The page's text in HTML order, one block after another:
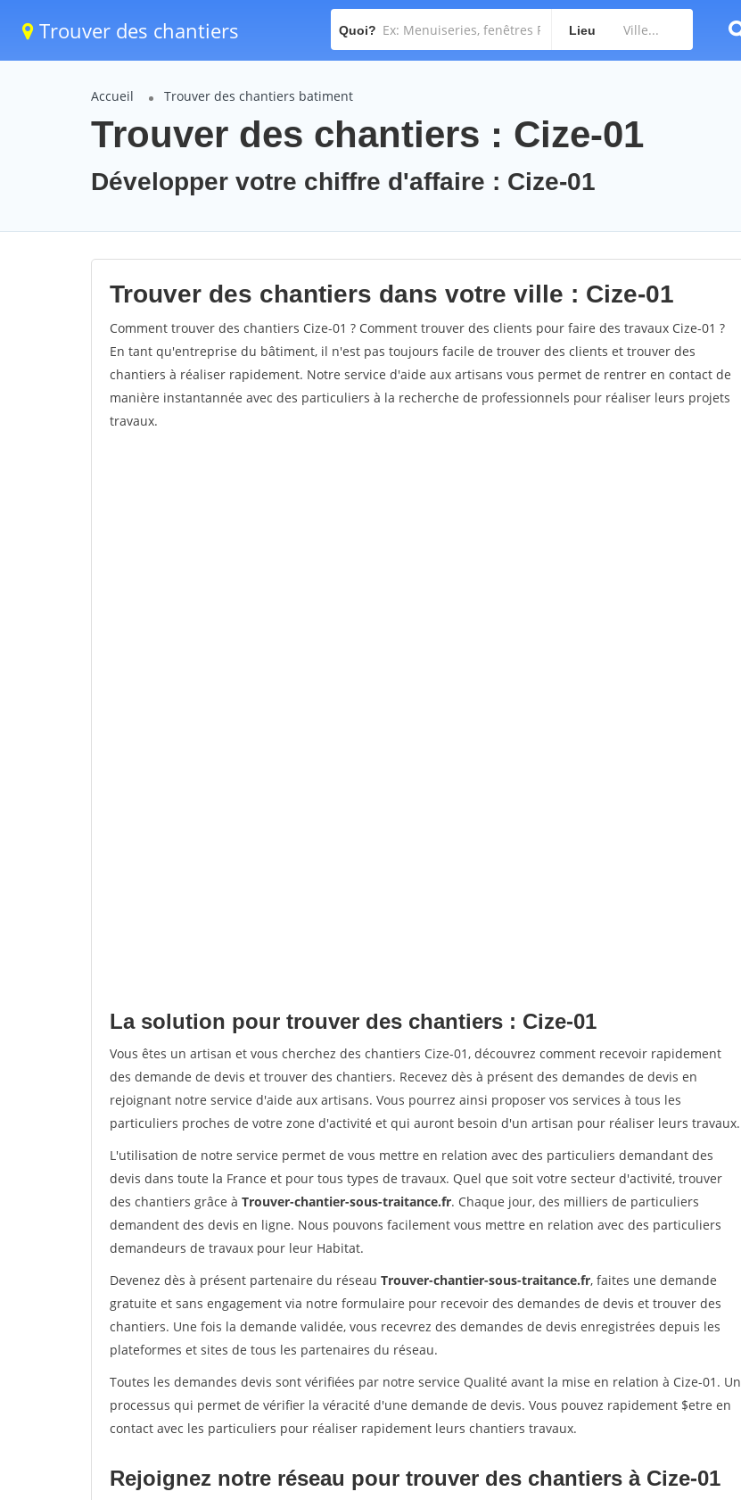
Trouver des chantiers Quoi? Lieu
Accueil Trouver des chantiers batiment
Trouver des chantiers : Cize-01
Développer votre chiffre d'affaire : Cize-01
Trouver des chantiers dans votre ville : Cize-01
Comment trouver des chantiers Cize-01 ? Comment trouver des clients pour faire des travaux Cize-01 ?
En tant qu'entreprise du bâtiment, il n'est pas toujours facile de trouver des clients et trouver des
chantiers à réaliser rapidement. Notre service d'aide aux artisans vous permet de rentrer en contact de
manière instantannée avec des particuliers à la recherche de professionnels pour réaliser leurs projets
travaux.
La solution pour trouver des chantiers : Cize-01
Vous êtes un artisan et vous cherchez des chantiers Cize-01, découvrez comment recevoir rapidement
des demande de devis et trouver des chantiers. Recevez dès à présent des demandes de devis en
rejoignant notre service d'aide aux artisans. Vous pourrez ainsi proposer vos services à tous les
particuliers proches de votre zone d'activité et qui auront besoin d'un artisan pour réaliser leurs travaux.
L'utilisation de notre service permet de vous mettre en relation avec des particuliers demandant des
devis dans toute la France et pour tous types de travaux. Quel que soit votre secteur d'activité, trouver
des chantiers grâce à Trouver-chantier-sous-traitance.fr. Chaque jour, des milliers de particuliers
demandent des devis en ligne. Nous pouvons facilement vous mettre en relation avec des particuliers
demandeurs de travaux pour leur Habitat.
Devenez dès à présent partenaire du réseau Trouver-chantier-sous-traitance.fr, faites une demande
gratuite et sans engagement via notre formulaire pour recevoir des demandes de devis et trouver des
chantiers. Une fois la demande validée, vous recevrez des demandes de devis enregistrées depuis les
plateformes et sites de tous les partenaires du réseau.
Toutes les demandes devis sont vérifiées par notre service Qualité avant la mise en relation à Cize-01. Un
processus qui permet de vérifier la véracité d'une demande de devis. Vous pouvez rapidement $etre en
contact avec les particuliers pour réaliser rapidement leurs chantiers travaux.
Rejoignez notre réseau pour trouver des chantiers à Cize-01